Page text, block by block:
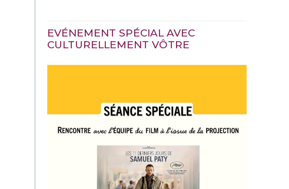
EVÉNEMENT SPÉCIAL AVEC
CULTURELLEMENT VÔTRE